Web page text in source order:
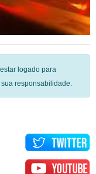
logado para
responsabilidade.